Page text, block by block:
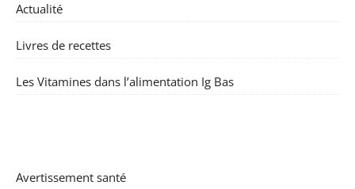
Actualité
Livres de recettes
Les Vitamines dans l’alimentation Ig Bas
Avertissement santé